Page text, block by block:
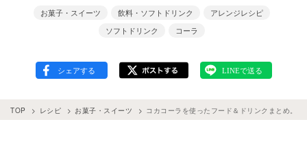
お菓子・スイーツ 飲料・ソフトドリンク
アレンジレシピ
ソフトドリンク
コーラ
TOP レシピ お菓子・スイーツ コカコーラを使ったフード＆ドリンクまとめ。